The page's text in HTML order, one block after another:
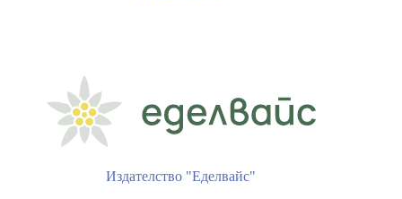
Издателство "Еделвайс"